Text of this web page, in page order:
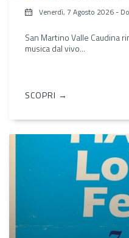
Venerdì, 7 Agosto 2026 -
San Martino Valle Caudina
musica dal vivo...
SCOPRI →